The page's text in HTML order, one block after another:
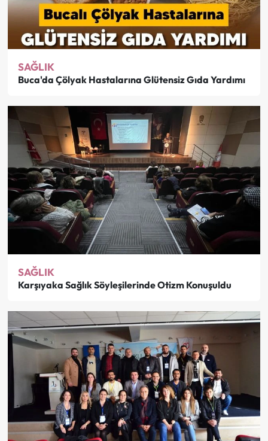
SAĞLIK
Buca'da Çölyak Hastalarına Glütensiz Gıda Yardımı
SAĞLIK
Karşıyaka Sağlık Söyleşilerinde Otizm Konuşuldu